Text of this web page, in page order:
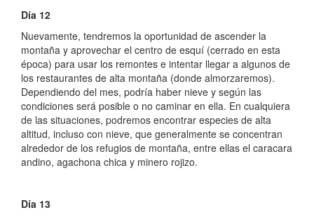
Día 12
Nuevamente, tendremos la oportunidad de ascender la
montaña y aprovechar el centro de esquí (cerrado en esta
época) para usar los remontes e intentar llegar a algunos de
los restaurantes de alta montaña (donde almorzaremos).
Dependiendo del mes, podría haber nieve y según las
condiciones será posible o no caminar en ella. En cualquiera
de las situaciones, podremos encontrar especies de alta
altitud, incluso con nieve, que generalmente se concentran
alrededor de los refugios de montaña, entre ellas el caracara
andino, agachona chica y minero rojizo.
Día 13